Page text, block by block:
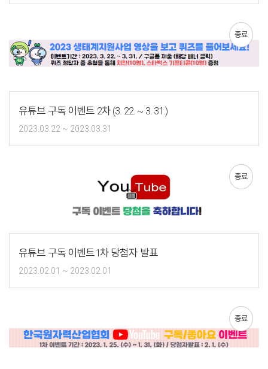
유튜브 구독 이벤트 2차 (3. 22. ~ 3. 31.)
2023.03.22 ~ 2023.03.31
종료
유튜브 구독 이벤트1차 당첨자 발표
2023.02.01 ~ 2023.02.01
종료
종료